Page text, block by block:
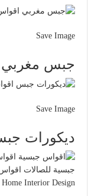
Save Image
جبس مغربي
Save Image
ديكورات